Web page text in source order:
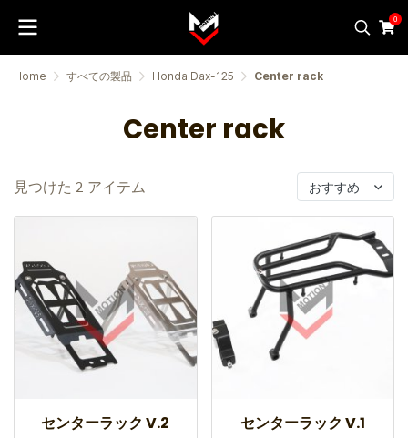
0
Home すべての製品 Honda Dax-125 Center rack
Center rack
見つけた 2 アイテム おすすめ
センターラック V.2 センターラック V.1